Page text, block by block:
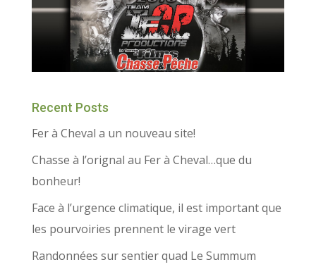
Recent Posts
Fer à Cheval a un nouveau site!
Chasse à l’orignal au Fer à Cheval…que du
bonheur!
Face à l’urgence climatique, il est important que
les pourvoiries prennent le virage vert
Randonnées sur sentier quad Le Summum